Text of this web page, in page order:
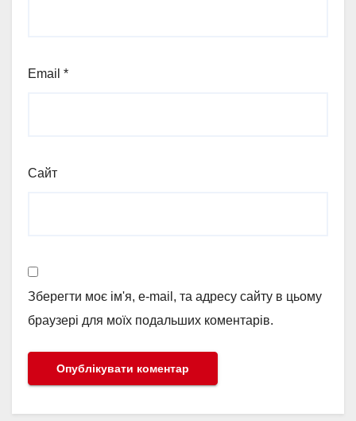
Email *
Сайт
Зберегти моє ім'я, e-mail, та адресу сайту в цьому
браузері для моїх подальших коментарів.